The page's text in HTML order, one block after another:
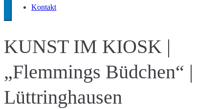
Kontakt
KUNST IM KIOSK |
„Flemmings Büdchen“ |
Lüttringhausen